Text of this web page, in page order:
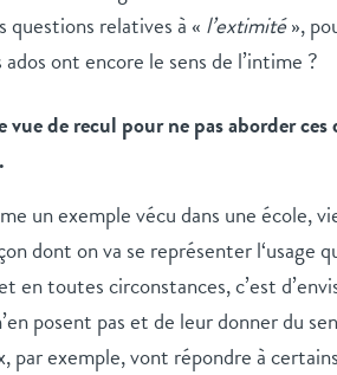
relatives à « l’extimité»,
ont encore le sens de l’intime ?
de recul pour ne pas aborder
un exemple vécu dans une école,
dont on va se représenter l‘usage
en toutes circonstances, c’est
posent pas et de leur donner du
par exemple, vont répondre à